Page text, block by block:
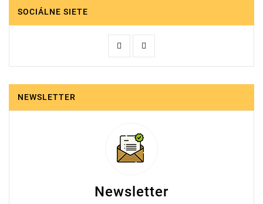
SOCIÁLNE SIETE
NEWSLETTER
Newsletter